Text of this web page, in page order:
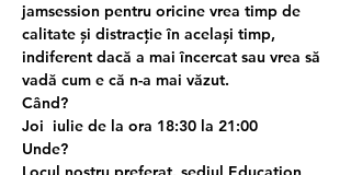
jamsession pentru oricine vrea timp de
calitate și distracție în același timp,
indiferent dacă a mai încercat sau vrea să
vadă cum e că n-a mai văzut.
Când?
Joi  iulie de la ora 18:30 la 21:00
Unde?